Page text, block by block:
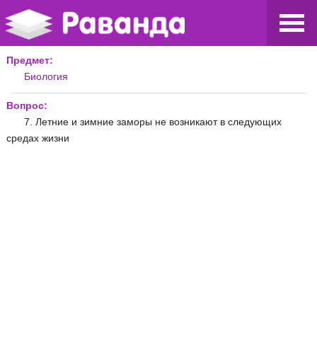
Предмет:
Биология
Вопрос:
7. Летние и зимние заморы не возникают в следующих
средах жизни